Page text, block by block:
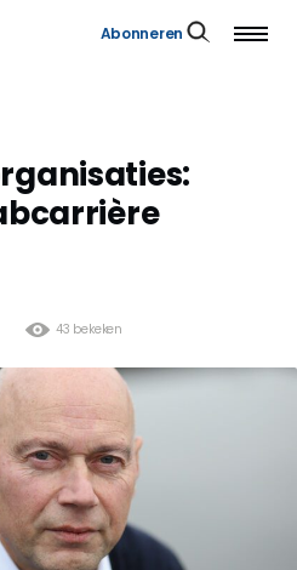
Abonneren
43 bekeken